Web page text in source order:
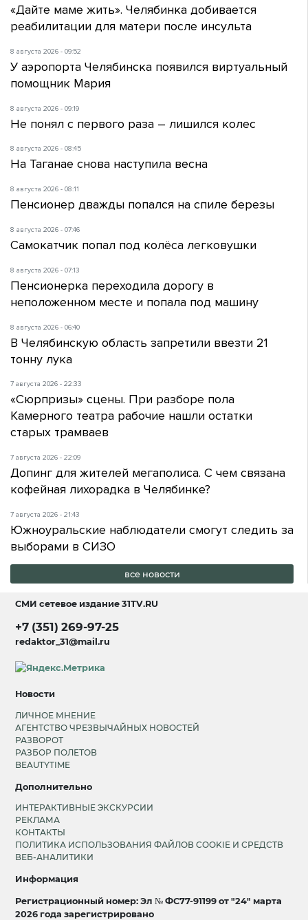
«Дайте маме жить». Челябинка добивается
реабилитации для матери после инсульта
8 августа 2026 - 09:52
У аэропорта Челябинска появился виртуальный
помощник Мария
8 августа 2026 - 09:19
Не понял с первого раза – лишился колес
8 августа 2026 - 08:45
На Таганае снова наступила весна
8 августа 2026 - 08:11
Пенсионер дважды попался на спиле березы
8 августа 2026 - 07:46
Самокатчик попал под колёса легковушки
8 августа 2026 - 07:13
Пенсионерка переходила дорогу в
неположенном месте и попала под машину
8 августа 2026 - 06:40
В Челябинскую область запретили ввезти 21
тонну лука
7 августа 2026 - 22:33
«Сюрпризы» сцены. При разборе пола
Камерного театра рабочие нашли остатки
старых трамваев
7 августа 2026 - 22:09
Допинг для жителей мегаполиса. С чем связана
кофейная лихорадка в Челябинке?
7 августа 2026 - 21:43
Южноуральские наблюдатели смогут следить за
выборами в СИЗО
все новости
СМИ сетевое издание31TV.RU
+7 (351) 269-97-25
redaktor_31@mail.ru
Новости
ЛИЧНОЕ МНЕНИЕ
АГЕНТСТВО ЧРЕЗВЫЧАЙНЫХ НОВОСТЕЙ
РАЗВОРОТ
РАЗБОР ПОЛЕТОВ
BEAUTYTIME
Дополнительно
ИНТЕРАКТИВНЫЕ ЭКСКУРСИИ
РЕКЛАМА
КОНТАКТЫ
ПОЛИТИКА ИСПОЛЬЗОВАНИЯ ФАЙЛОВ COOKIE И СРЕДСТВ
ВЕБ-АНАЛИТИКИ
Информация
Регистрационный номер: Эл № ФС77-91199 от "24" марта
2026 года зарегистрировано